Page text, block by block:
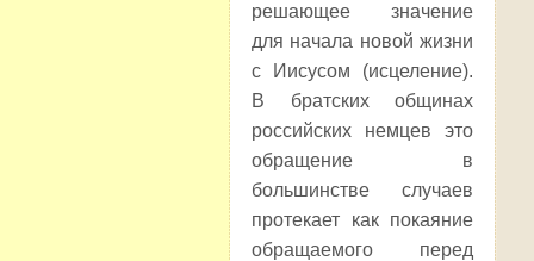
решающее значение
для начала новой жизни
с Иисусом (исцеление).
В братских общинах
российских немцев это
обращение в
большинстве случаев
протекает как покаяние
обращаемого перед